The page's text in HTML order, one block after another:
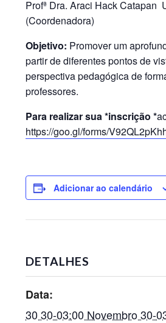
Profª Dra. Araci Hack Catapan
(Coordenadora)
Objetivo: Promover um
partir de diferentes pontos de
perspectiva pedagógica de
professores.
Para realizar sua *inscrição *
https://goo.gl/forms/V92QL2pKh
Adicionar ao calendário
DETALHES
Data:
30 30-03:00 Novembro 30-